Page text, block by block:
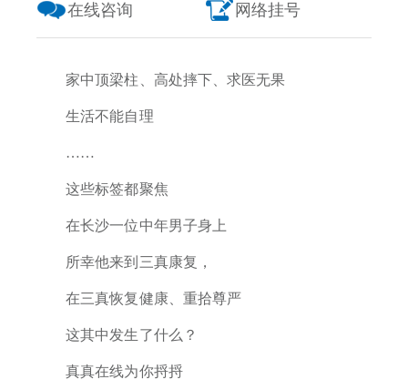
在线咨询 网络挂号
家中顶梁柱、 高处摔下、求医无果
生活不能自理
……
这些标签都聚焦
在长沙一位中年男子身上
所幸他来到三真康复，
在三真恢复健康、重拾尊严
这其中发生了什么？
真真在线为你捋捋